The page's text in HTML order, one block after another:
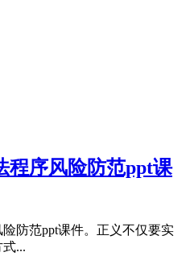
程序风险防范ppt课
防范ppt课件。正义不仅要实
...